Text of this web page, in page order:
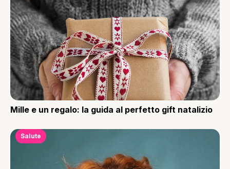
Mille e un regalo: la guida al perfetto gift natalizio
Salute